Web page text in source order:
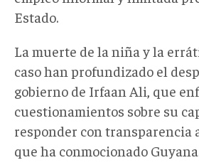
Estado.
La muerte de la niña y la
caso han profundizado el
gobierno de Irfaan Ali, que
cuestionamientos sobre su
responder con transparencia
que ha conmocionado